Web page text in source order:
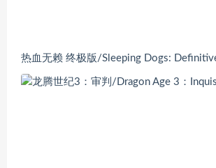
热血无赖 终极版/Sleeping Dogs: